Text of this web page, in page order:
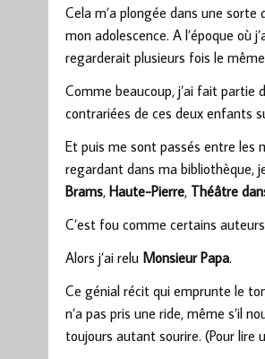
Cela m’a plongée dans une
mon adolescence. A l’époque où
regarderait plusieurs fois le
Comme beaucoup, j’ai fait partie
contrariées de ces deux enfants
Et puis me sont passés entre les
regardant dans ma bibliothèque,
Brams, Haute-Pierre, Théâtre
C’est fou comme certains
Alors j’ai relu Monsieur Papa.
Ce génial récit qui emprunte le
n’a pas pris une ride, même s’il
toujours autant sourire. (Pour lire